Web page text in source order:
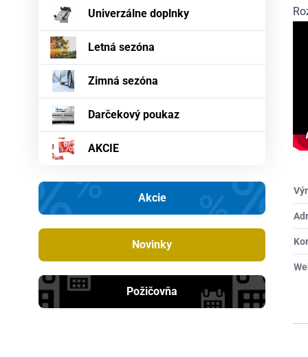
Univerzálne doplnky
Letná sezóna
Zimná sezóna
Darčekový poukaz
AKCIE
Akcie
Novinky
Požičovňa